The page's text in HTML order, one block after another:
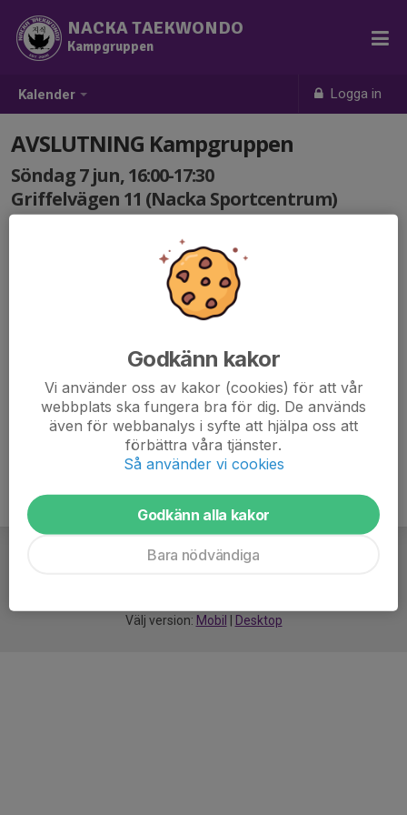
Kalender Logga in
NACKA TAEKWONDO
Kampgruppen
AVSLUTNING Kampgruppen
Söndag 7 jun, 16:00-17:30
Griffelvägen 11 (Nacka Sportcentrum)
TA MED ALLA PRISER (POKALER/MEDALJER) NI VUNNIT
DENNA TERMIN! 🥇🥈🥉🏆
Välj version: Mobil Desktop
Godkänn kakor
Vi använder oss av kakor (cookies) för att vår
webbplats ska fungera bra för dig. De används
även för webbanalys i syfte att hjälpa oss att
förbättra våra tjänster.
Så använder vi cookies
Godkänn alla kakor
Bara nödvändiga